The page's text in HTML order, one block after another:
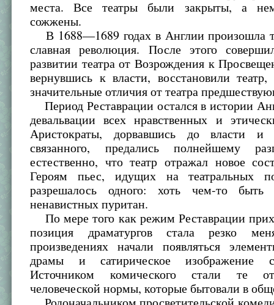
места. Все театры были закрыты, а
сожжены.
В 1688—1689 годах в Англии произошла
славная революция. После этого
развитии театра от Возрождения к
вернувшись к власти, восстановили
значительные отличия от театра
Период Реставрации остался в истории
девальвации всех нравственных и
Аристократы, дорвавшись до власти
связанного, предались полнейшему
естественно, что театр отражал новое
Героям пьес, идущих на театральных
разрешалось одного: хоть чем-то
ненавистных пуритан.
По мере того как режим Реставрации
позиция драматургов стала резко
произведениях начали появляться
драмы и сатирическое изображение
Источником комического стали те
человеческой нормы, которые бытовали в